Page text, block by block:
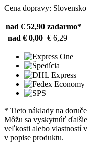
Cena dopravy: Slovensko
nad € 52,90 zadarmo*
nad € 0,00 € 6,29
* Tieto náklady na
Môžu sa vyskytnúť
veľkosti alebo vlastností
v popise produktu.